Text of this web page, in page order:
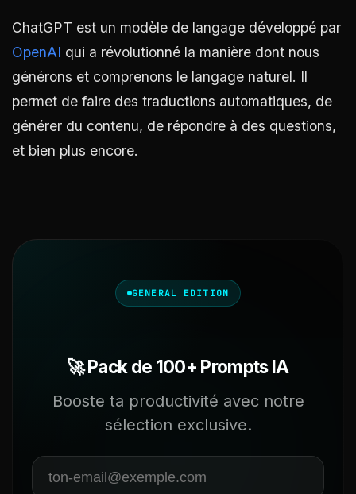
ChatGPT est un modèle de langage développé par
OpenAI qui a révolutionné la manière dont nous
générons et comprenons le langage naturel. Il
permet de faire des traductions automatiques, de
générer du contenu, de répondre à des questions,
et bien plus encore.
GENERAL EDITION
🚀 Pack de 100+ Prompts IA
Booste ta productivité avec notre
sélection exclusive.